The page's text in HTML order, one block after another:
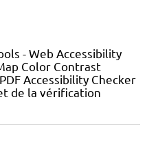
- Web Accessibility
Color Contrast
Accessibility Checker
de la vérification